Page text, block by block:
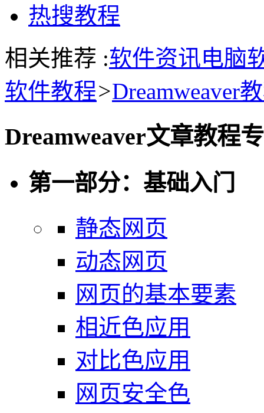
热搜教程
相关推荐 :软件资讯电脑
软件教程>Dreamweaver
Dreamweaver文章教程
第一部分：基础入门
静态网页
动态网页
网页的基本要素
相近色应用
对比色应用
网页安全色